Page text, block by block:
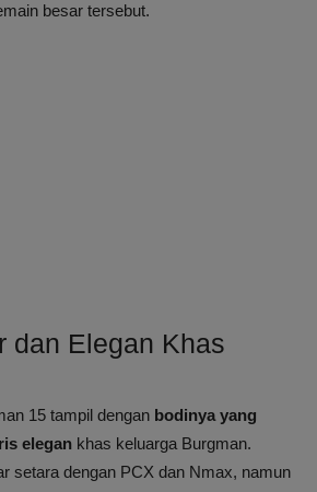
besar tersebut.
dan Elegan Khas
15 tampil dengan bodinya yang
elegan khas keluarga Burgman.
setara dengan PCX dan Nmax, namun